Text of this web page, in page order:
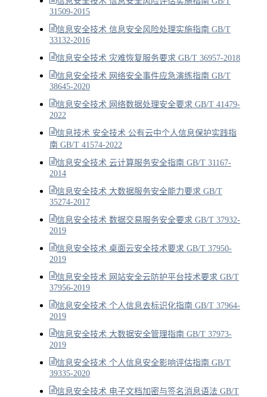
31509-2015
信息安全技术 信息安全风险处理实施指南 GB/T
33132-2016
信息安全技术 灾难恢复服务要求 GB/T 36957-2018
信息安全技术 网络安全事件应急演练指南 GB/T
38645-2020
信息安全技术 网络数据处理安全要求 GB/T 41479-
2022
信息技术 安全技术 公有云中个人信息保护实践指
南 GB/T 41574-2022
信息安全技术 云计算服务安全指南 GB/T 31167-
2014
信息安全技术 大数据服务安全能力要求 GB/T
35274-2017
信息安全技术 数据交易服务安全要求 GB/T 37932-
2019
信息安全技术 桌面云安全技术要求 GB/T 37950-
2019
信息安全技术 网站安全云防护平台技术要求 GB/T
37956-2019
信息安全技术 个人信息去标识化指南 GB/T 37964-
2019
信息安全技术 大数据安全管理指南 GB/T 37973-
2019
信息安全技术 个人信息安全影响评估指南 GB/T
39335-2020
信息安全技术 电子文档加密与签名消息语法 GB/T